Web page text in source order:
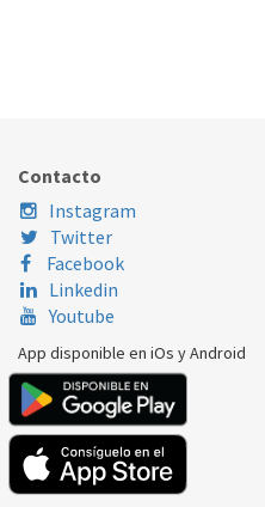
Contacto
Instagram
Twitter
Facebook
Linkedin
Youtube
App disponible en iOs y Android